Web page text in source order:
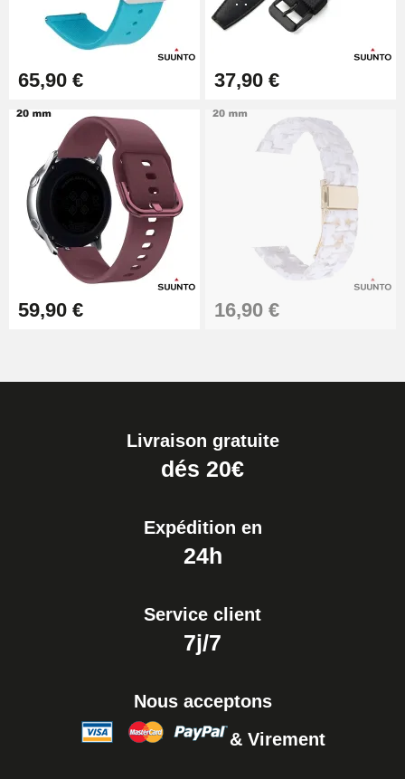
Montre Facile
17,90 €
65,90 € 37,90 €
59,90 € 16,90 €
Livraison gratuite
dés 20€
Expédition en
24h
Service client
7j/7
Nous acceptons
& Virement